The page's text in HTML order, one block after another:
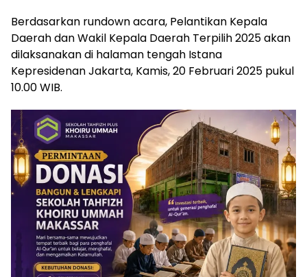
Berdasarkan rundown acara, Pelantikan Kepala
Daerah dan Wakil Kepala Daerah Terpilih 2025 akan
dilaksanakan di halaman tengah Istana
Kepresidenan Jakarta, Kamis, 20 Februari 2025 pukul
10.00 WIB.